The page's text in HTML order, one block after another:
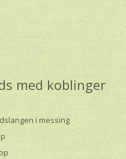
med koblinger
i messing